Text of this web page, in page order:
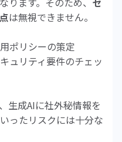
は無視できません。
ポリシーの策定
ュリティ要件のチェッ
生成AIに社外秘情報を
ったリスクには十分な